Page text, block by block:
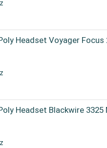
Headset Voyager
Headset Blackwire 3325